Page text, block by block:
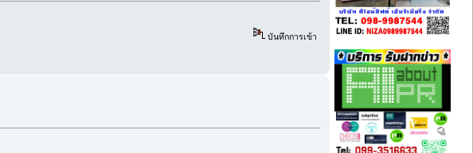
บันทึกการเข้า